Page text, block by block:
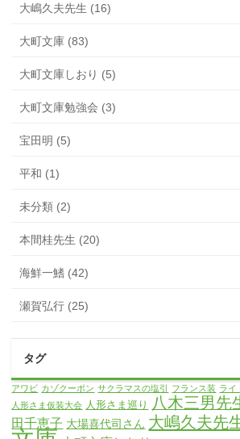
大嶋久夫先生 (16)
大町文庫 (83)
大町文庫しおり (5)
大町文庫勉強会 (3)
宝田明 (5)
平和 (1)
未分類 (2)
本間桂先生 (20)
海鮮一鰭 (42)
瀬賀弘行 (25)
タグ
アワビ カゾクーポン サクラマスの塩引 フランス装 ライ
人形さま仮装大会 人形さま巡り 八木三男先
田千恵子 大場喜代司さん 大嶋久夫先